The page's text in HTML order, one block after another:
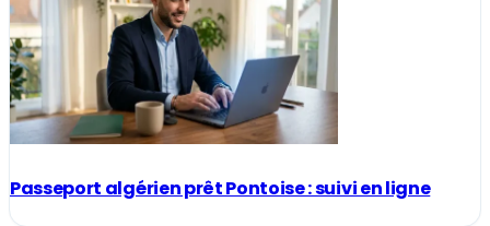
Passeport algérien prêt Pontoise : suivi en ligne